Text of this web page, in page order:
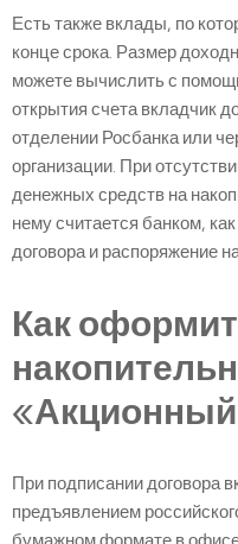
Есть также вклады, по
конце срока. Размер
можете вычислить с
открытия счета вкладчик
отделении Росбанка или
организации. При
денежных средств на
нему считается банком,
договора и распоряжение
Как
При подписании договора
предъявлением